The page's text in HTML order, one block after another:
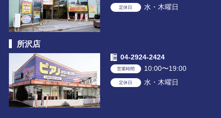
定休日 水・木曜日
所沢店
04-2924-2424
営業時間 10:00〜19:00
定休日 水・木曜日